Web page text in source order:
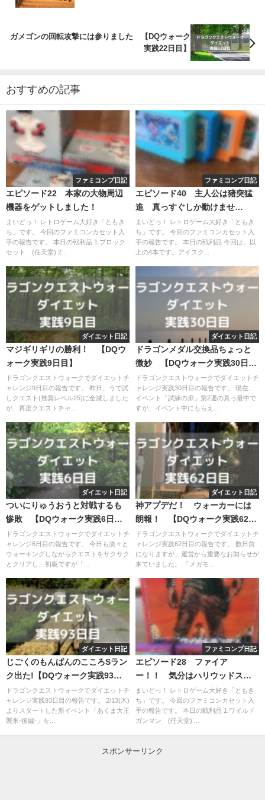
ガメゴンの回転攻撃には参りました 【DQウォーク
実践22日目】
おすすめの記事
ファミコンプ日記
エピソード22 本家の大物周辺
機器をゲットしました！
まいどっ！ レトロゲーム大好き「ともき
ち」です。 今回のファミコンカセット入
手の報告です。 本日の戦利品 1.ブロック
セット (任天堂) 2...
ファミコンプ日記
エピソード40 主人公は猪突猛
進 真っすぐしか動けませ
ん、、。
まいどっ！ レトロゲーム大好き「ともき
ち」です。 今回のファミコンカセット入
手の報告です。 本日の戦利品 今回は、以
上の4本です。アイスク...
ダイエット日記
マジギリギリの勝利！ 【DQウ
ォーク実践9日目】
ドラゴンクエストウォークでダイエットチ
ャレンジ9日目の報告です。 昨日、うで試
しクエスト(推奨レベル25)に全滅しました
が、再度クエストチャ...
ダイエット日記
ドラゴンメダル交換品ちょっと
微妙 【DQウォーク実践30日
目】
ドラゴンクエストウォークでダイエットチ
ャレンジ実践30日目の報告です。 現在、
イベント「試練の扉」第2週の真っ最中で
すが、イベント中にもらえ...
ダイエット日記
ついにりゅうおうと対戦するも
惨敗 【DQウォーク実践6日
目】
ドラゴンクエストウォークでダイエットチ
ャレンジ6日目の報告です。 今日も淡々と
ウォーキングしながらクエストをサクサク
とクリアし、初級ですが「...
ダイエット日記
神アプデだ！ ウォーカーには
朗報！ 【DQウォーク実践62日
目】
ドラゴンクエストウォークでダイエットチ
ャレンジ実践62日目の報告です。 数日前
になりますが、運営から重要なお知らせが
来ていました。 「メガモ...
ダイエット日記
じごくのもんばんのこころSラン
ク出た!【DQウォーク実践93日
目】
ドラゴンクエストウォークでダイエットチ
ャレンジ実践93日目の報告です。 2/13(木)
よりスタートした新イベント「あくま大王
襲来-後編-」を...
ファミコンプ日記
エピソード28 ファイア
ー！！ 気分はハリウッドスタ
ー！？
まいどっ！ レトロゲーム大好き「ともき
ち」です。 今回のファミコンカセット入
手の報告です。 本日の戦利品 1.ワイルド
ガンマン (任天堂) ...
スポンサーリンク